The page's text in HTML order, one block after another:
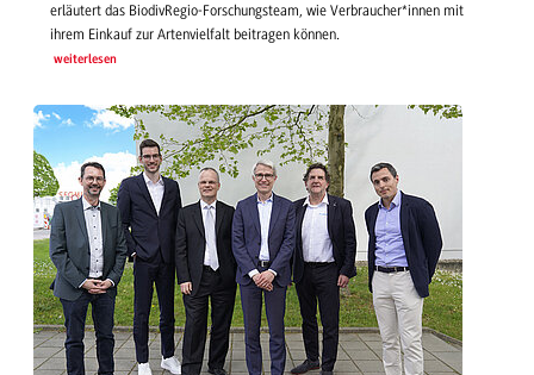
erläutert das BiodivRegio-Forschungsteam, wie Verbraucher*innen mit
ihrem Einkauf zur Artenvielfalt beitragen können.
weiterlesen